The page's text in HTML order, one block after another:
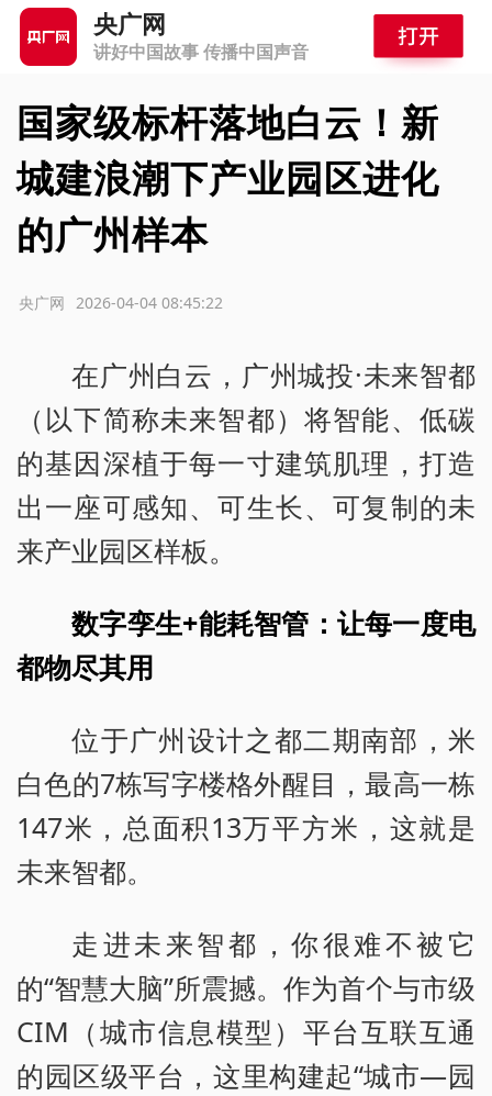
央广网
讲好中国故事 传播中国声音
国家级标杆落地白云！新
城建浪潮下产业园区进化
的广州样本
2026-04-04 08:45:22
央广网
在广州白云，广州城投·未来智都
（以下简称未来智都）将智能、低碳
的基因深植于每一寸建筑肌理，打造
出一座可感知、可生长、可复制的未
来产业园区样板。
数字孪生+能耗智管：让每一度电
都物尽其用
位于广州设计之都二期南部，米
白色的7栋写字楼格外醒目，最高一栋
147米，总面积13万平方米，这就是
未来智都。
走进未来智都，你很难不被它
的“智慧大脑”所震撼。作为首个与市级
CIM（城市信息模型）平台互联互通
的园区级平台，这里构建起“城市—园